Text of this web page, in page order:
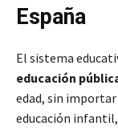
España
El sistema
educación
edad, sin
educación